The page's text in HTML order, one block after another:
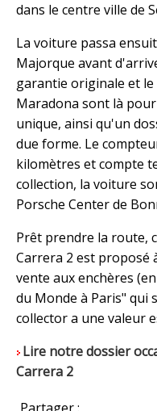
dans le centre ville de
La voiture passa
Majorque avant
garantie originale et
Maradona sont là
unique, ainsi qu'un
due forme. Le
kilomètres et compte
collection, la voiture
Porsche Center de
Prêt prendre la route,
Carrera 2 est proposé
vente aux enchères
du Monde à Paris" qui
collector a une valeur
Lire notre dossier
Carrera 2